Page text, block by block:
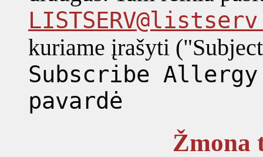
kuriame įrašyti
Subscribe
pavardė
Žmona